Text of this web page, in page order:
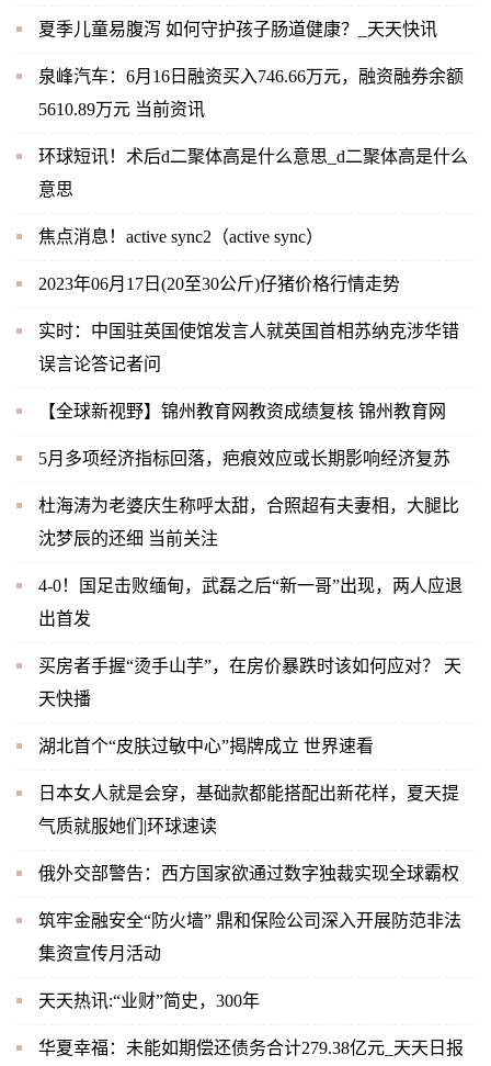
夏季儿童易腹泻 如何守护孩子肠道健康？_天天快讯
泉峰汽车：6月16日融资买入746.66万元，融资融券余额
5610.89万元 当前资讯
环球短讯！术后d二聚体高是什么意思_d二聚体高是什么
意思
焦点消息！active sync2（active sync）
2023年06月17日(20至30公斤)仔猪价格行情走势
实时：中国驻英国使馆发言人就英国首相苏纳克涉华错
误言论答记者问
【全球新视野】锦州教育网教资成绩复核 锦州教育网
5月多项经济指标回落，疤痕效应或长期影响经济复苏
杜海涛为老婆庆生称呼太甜，合照超有夫妻相，大腿比
沈梦辰的还细 当前关注
4-0！国足击败缅甸，武磊之后“新一哥”出现，两人应退
出首发
买房者手握“烫手山芋”，在房价暴跌时该如何应对？ 天
天快播
湖北首个“皮肤过敏中心”揭牌成立 世界速看
日本女人就是会穿，基础款都能搭配出新花样，夏天提
气质就服她们|环球速读
俄外交部警告：西方国家欲通过数字独裁实现全球霸权
筑牢金融安全“防火墙” 鼎和保险公司深入开展防范非法
集资宣传月活动
天天热讯:“业财”简史，300年
华夏幸福：未能如期偿还债务合计279.38亿元_天天日报